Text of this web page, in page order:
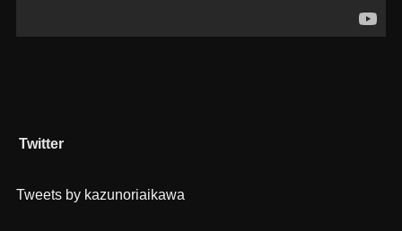
Twitter
Tweets by kazunoriaikawa